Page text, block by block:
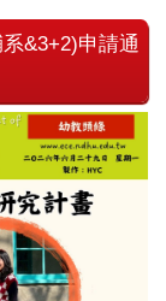
&3+2)申請通